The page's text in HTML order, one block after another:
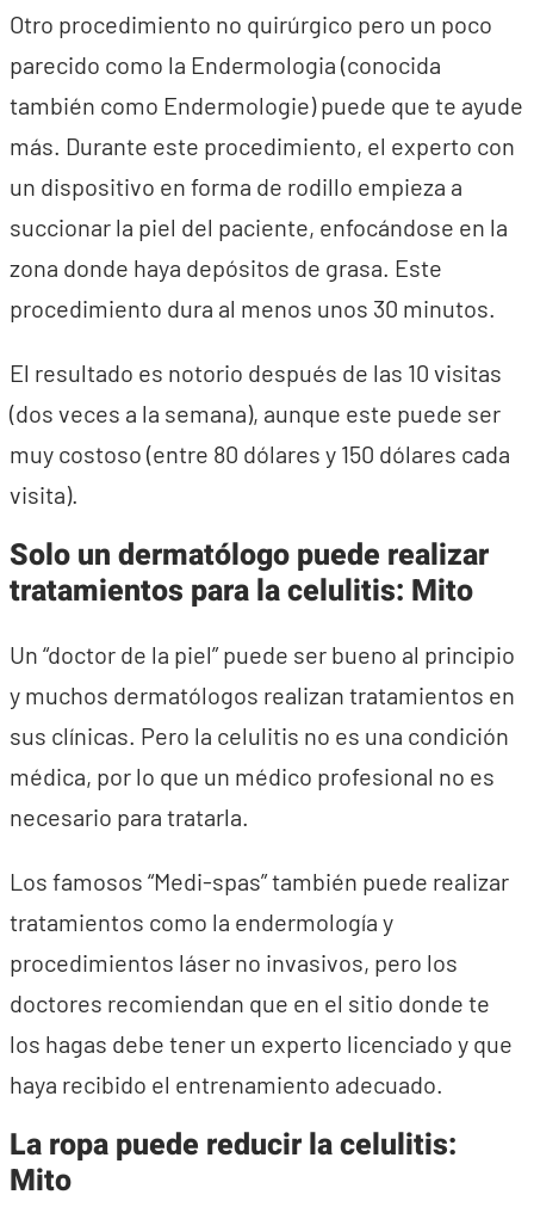
Otro procedimiento no quirúrgico pero un poco
parecido como la Endermologia (conocida
también como Endermologie) puede que te ayude
más. Durante este procedimiento, el experto con
un dispositivo en forma de rodillo empieza a
succionar la piel del paciente, enfocándose en la
zona donde haya depósitos de grasa. Este
procedimiento dura al menos unos 30 minutos.
El resultado es notorio después de las 10 visitas
(dos veces a la semana), aunque este puede ser
muy costoso (entre 80 dólares y 150 dólares cada
visita).
Solo un dermatólogo puede realizar
tratamientos para la celulitis: Mito
Un “doctor de la piel” puede ser bueno al principio
y muchos dermatólogos realizan tratamientos en
sus clínicas. Pero la celulitis no es una condición
médica, por lo que un médico profesional no es
necesario para tratarla.
Los famosos “Medi-spas” también puede realizar
tratamientos como la endermología y
procedimientos láser no invasivos, pero los
doctores recomiendan que en el sitio donde te
los hagas debe tener un experto licenciado y que
haya recibido el entrenamiento adecuado.
La ropa puede reducir la celulitis:
Mito